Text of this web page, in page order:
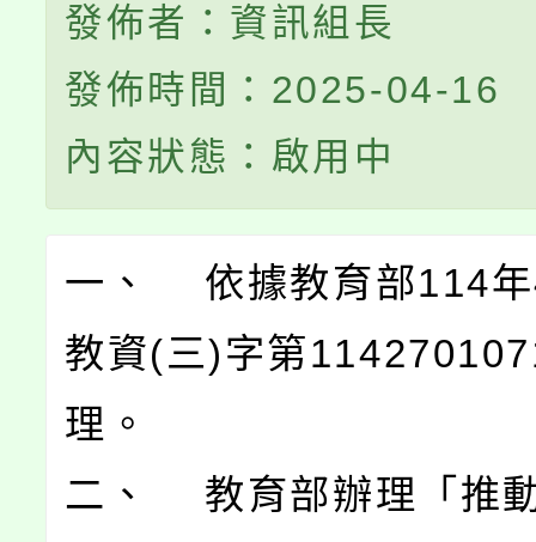
發佈者：資訊組長
發佈時間：2025-04-16
內容狀態：啟用中
一、 依據教育部114年
教資(三)字第
理。
二、 教育部辦理「推